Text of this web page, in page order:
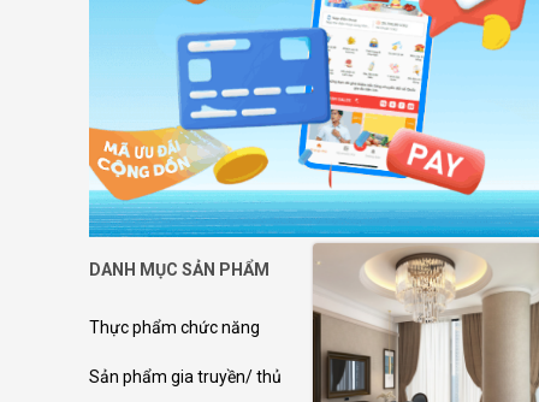
DANH MỤC SẢN PHẨM
Thực phẩm chức năng
Sản phẩm gia truyền/ thủ